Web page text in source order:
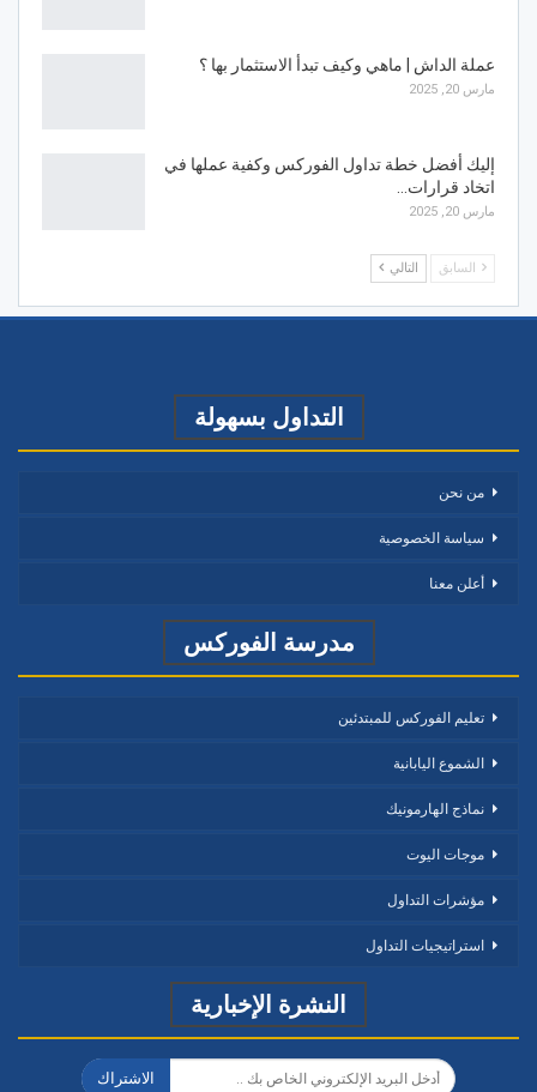
عملة الداش | ماهي وكيف تبدأ الاستثمار بها ؟
مارس 20, 2025
إليك أفضل خطة تداول الفوركس وكفية عملها في
اتخاد قرارات…
مارس 20, 2025
السابق التالي
التداول بسهولة
من نحن
سياسة الخصوصية
أعلن معنا
مدرسة الفوركس
تعليم الفوركس للمبتدئين
الشموع اليابانية
نماذج الهارمونيك
موجات اليوت
مؤشرات التداول
استراتيجيات التداول
النشرة الإخبارية
الاشتراك